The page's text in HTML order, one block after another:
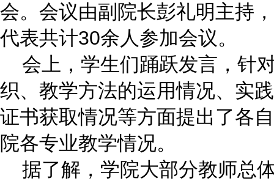
会。会议由副院长彭礼明主持
代表共计30余人参加会议。
会上，学生们踊跃发言，针
织、教学方法的运用情况、实
证书获取情况等方面提出了各
院各专业教学情况。
据了解，学院大部分教师总